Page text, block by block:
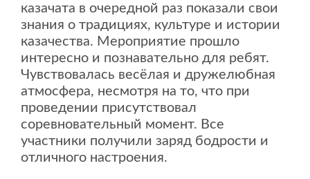
казачата в очередной раз показали свои
знания о традициях, культуре и истории
казачества. Мероприятие прошло
интересно и познавательно для ребят.
Чувствовалась весёлая и дружелюбная
атмосфера, несмотря на то, что при
проведении присутствовал
соревновательный момент. Все
участники получили заряд бодрости и
отличного настроения.